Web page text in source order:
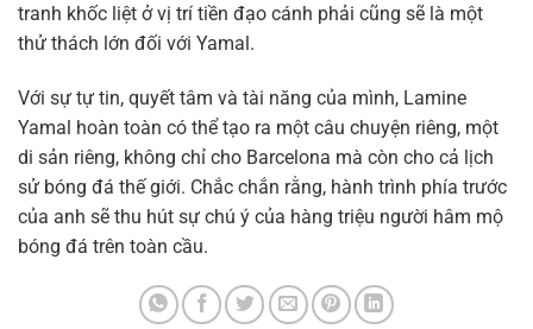
tranh khốc liệt ở vị trí tiền đạo cánh phải cũng sẽ là một
thử thách lớn đối với Yamal.
Với sự tự tin, quyết tâm và tài năng của mình, Lamine
Yamal hoàn toàn có thể tạo ra một câu chuyện riêng, một
di sản riêng, không chỉ cho Barcelona mà còn cho cả lịch
sử bóng đá thế giới. Chắc chắn rằng, hành trình phía trước
của anh sẽ thu hút sự chú ý của hàng triệu người hâm mộ
bóng đá trên toàn cầu.